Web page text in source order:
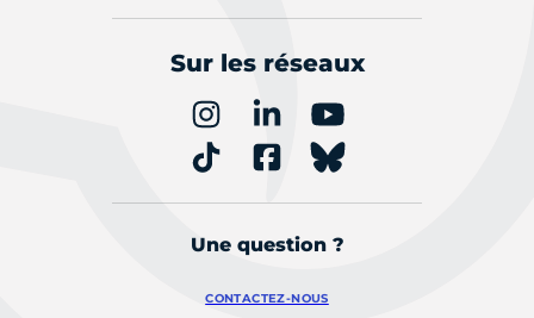
Sur les réseaux
Une question ?
CONTACTEZ-NOUS